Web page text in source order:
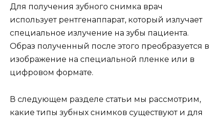
Для получения зубного снимка врач
использует рентгенаппарат, который излучает
специальное излучение на зубы пациента.
Образ полученный после этого преобразуется в
изображение на специальной пленке или в
цифровом формате.
В следующем разделе статьи мы рассмотрим,
какие типы зубных снимков существуют и для